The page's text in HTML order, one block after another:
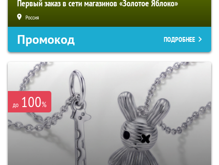
Первый заказ в сети магазинов «Золотое Яблоко»
Россия
Промокод ПОДРОБНЕЕ
до 100%